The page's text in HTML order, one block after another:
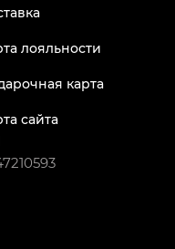
лояльности
карта
сайта